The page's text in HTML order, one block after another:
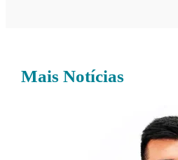
Mais Notícias